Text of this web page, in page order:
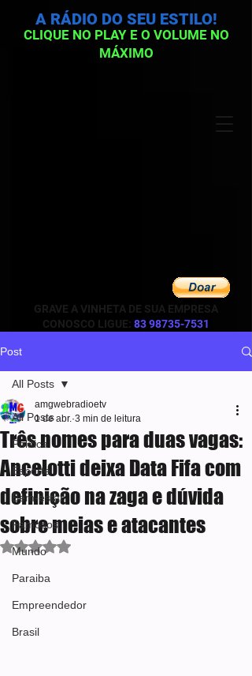
GRAVE A VINHETA DE SUA EMPRESA
CONOSCO LIGUE: 83 98735-7531
CLIQUE NO PLAY E O VOLUME NO
MÁXIMO
A RÁDIO DO SEU ESTILO!
Post
All Posts
Política
Esporte
Bem-estar
Famosos
Mundo
Paraiba
Empreendedor
Brasil
All Posts
Três nomes para duas vagas:
Ancelotti deixa Data Fifa com
definição na zaga e dúvida
sobre meias e atacantes
amgwebradioetv
1 de abr. 3 min de leitura
Avaliado com NaN de 5 estrelas.